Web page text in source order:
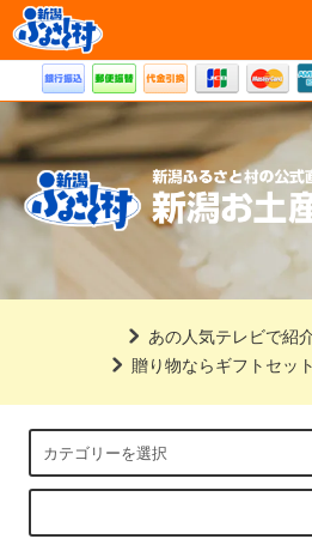
道の駅 新潟ふるさと村公
あの人気テレビで紹
贈り物ならギフトセッ